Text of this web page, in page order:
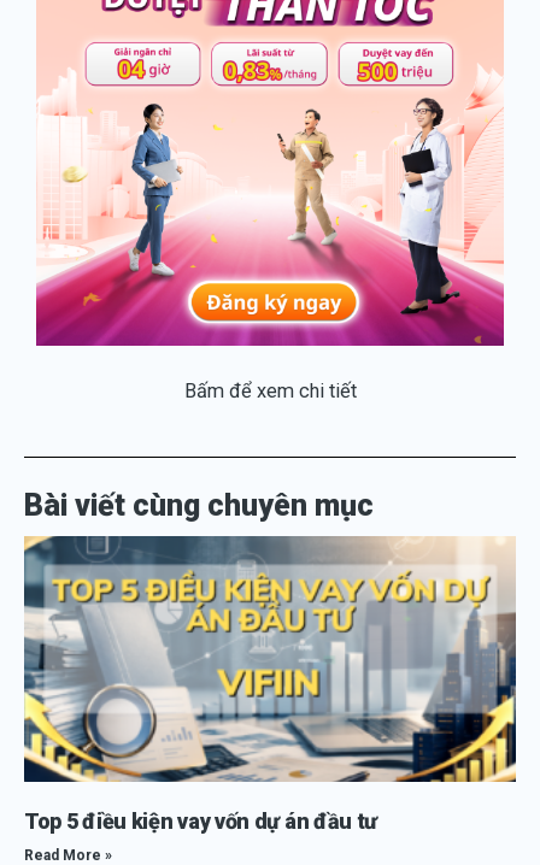
Bấm để xem chi tiết
Bài viết cùng chuyên mục
Top 5 điều kiện vay vốn dự án đầu tư
Read More »